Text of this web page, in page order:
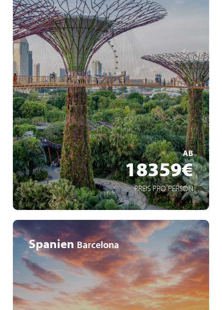
AB
18359€
PREIS PRO PERSON
Weltreise
42 Zwischenstopps auf 6 Kontinenten
15 eingeschlossene Ausflüge
MEHR ERFAHREN
Spanien Barcelona